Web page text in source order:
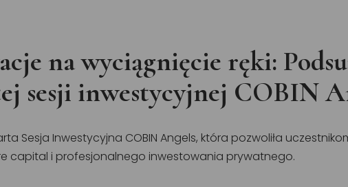
na wyciągnięcie ręki:
sesji inwestycyjnej COBIN
Sesja Inwestycyjna COBIN Angels, która pozwoliła
capital i profesjonalnego inwestowania prywatnego.